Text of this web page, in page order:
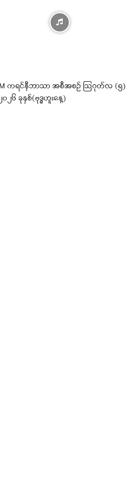
ကရင်နီဘာသာ အစီအစဉ် ဩဂုတ်လ (၅)
၂၆ ခုနှစ်(ဗုဒ္ဓဟူးနေ့)